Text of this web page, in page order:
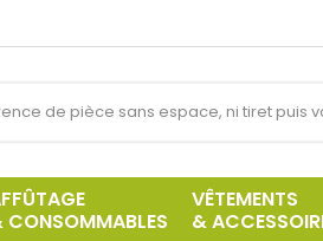
CONSOMMABLES
VÊTEMENTS
&